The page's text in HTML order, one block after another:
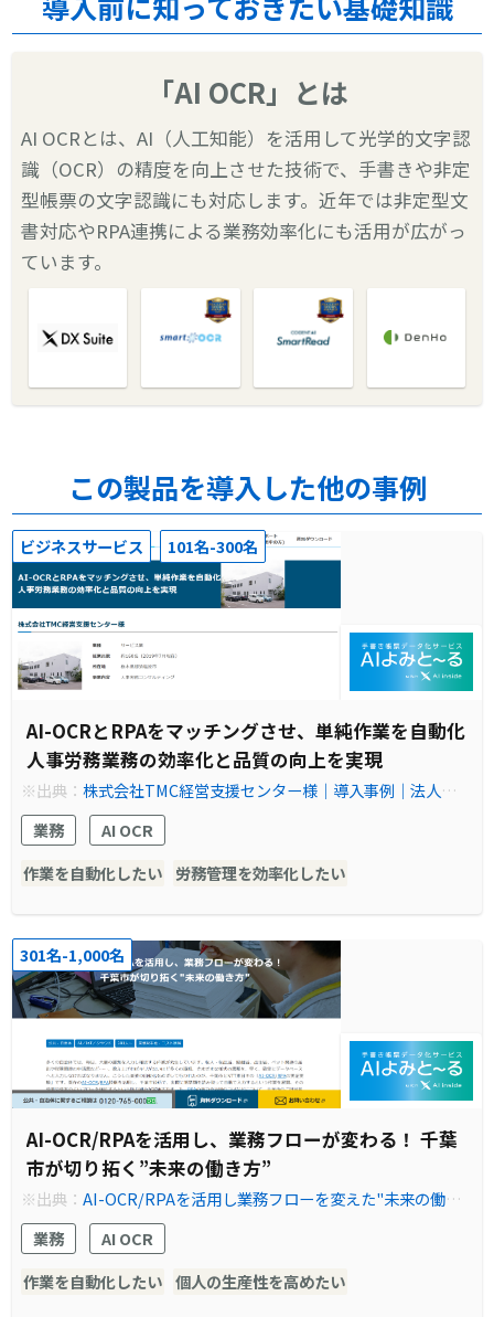
「AI OCR」とは
AI OCRとは、AI（人工知能）を活用して光学的文字認
識（OCR）の精度を向上させた技術で、手書きや非定
型帳票の文字認識にも対応します。近年では非定型文
書対応やRPA連携による業務効率化にも活用が広がっ
ています。
この製品を導入した他の事例
ビジネスサービス 101名-300名
AI-OCRとRPAをマッチングさせ、単純作業を自動化
人事労務業務の効率化と品質の向上を実現
※出典：株式会社TMC経営支援センター様｜導入事例｜法人のお
客さま｜NTT東日本
業務
AI OCR
作業を自動化したい
労務管理を効率化したい
301名-1,000名
AI-OCR/RPAを活用し、業務フローが変わる！ 千葉
市が切り拓く”未来の働き方”
※出典：AI-OCR/RPAを活用し業務フローを変えた"未来の働き
方" | 導入事例 | 法人のお客さま | NTT東日本
業務
AI OCR
作業を自動化したい 個人の生産性を高めたい